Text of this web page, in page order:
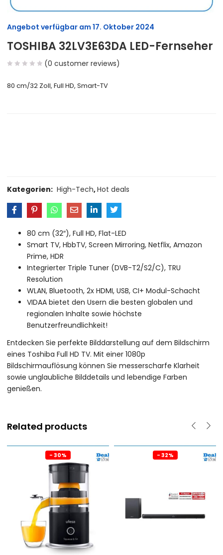
Angebot verfügbar am17. Oktober 2024
TOSHIBA 32LV3E63DA LED-Fernseher
(0 customer reviews)
80 cm/32 Zoll, Full HD, Smart-TV
Kategorien: High-Tech,Hot deals
80 cm (32″), Full HD, Flat-LED
Smart TV, HbbTV, Screen Mirroring, Netflix, Amazon
Prime, HDR
Integrierter Triple Tuner (DVB-T2/S2/C), TRU
Resolution
WLAN, Bluetooth, 2x HDMI, USB, CI+ Modul-Schacht
VIDAA bietet den Usern die besten globalen und
regionalen Inhalte sowie höchste
Benutzerfreundlichkeit!
Entdecken Sie perfekte Bilddarstellung auf dem Bildschirm
eines Toshiba Full HD TV. Mit einer 1080p
Bildschirmauflösung können Sie messerscharfe Klarheit
sowie unglaubliche Bilddetails und lebendige Farben
genießen.
Related products
- 30% - 32%